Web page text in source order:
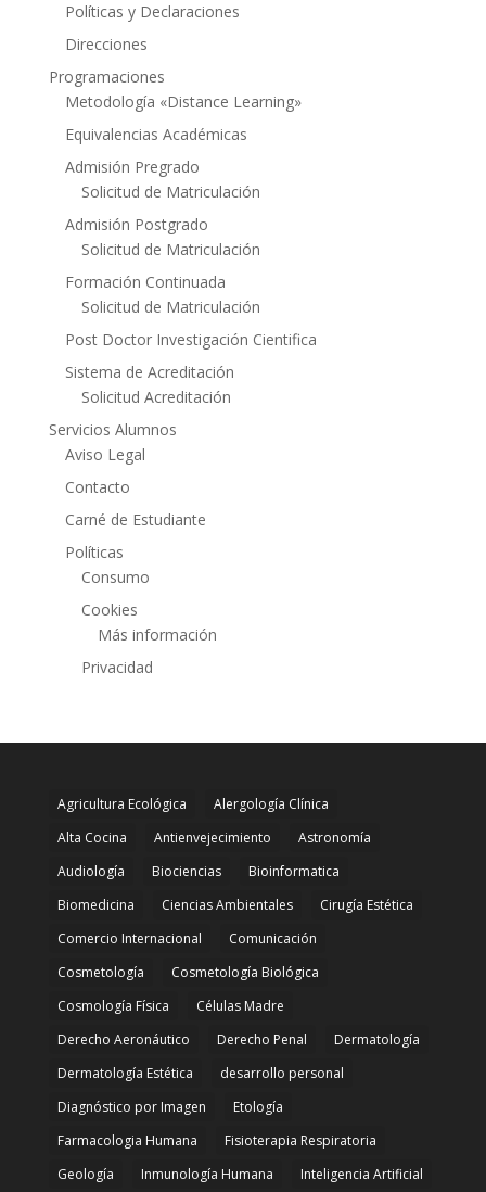
Políticas y Declaraciones
Direcciones
Programaciones
Metodología «Distance Learning»
Equivalencias Académicas
Admisión Pregrado
Solicitud de Matriculación
Admisión Postgrado
Solicitud de Matriculación
Formación Continuada
Solicitud de Matriculación
Post Doctor Investigación Cientifica
Sistema de Acreditación
Solicitud Acreditación
Servicios Alumnos
Aviso Legal
Contacto
Carné de Estudiante
Políticas
Consumo
Cookies
Más información
Privacidad
Agricultura Ecológica
Alergología Clínica
Alta Cocina
Antienvejecimiento
Astronomía
Audiología
Biociencias
Bioinformatica
Biomedicina
Ciencias Ambientales
Cirugía Estética
Comercio Internacional
Comunicación
Cosmetología
Cosmetología Biológica
Cosmología Física
Células Madre
Derecho Aeronáutico
Derecho Penal
Dermatología
Dermatología Estética
desarrollo personal
Diagnóstico por Imagen
Etología
Farmacologia Humana
Fisioterapia Respiratoria
Geología
Inmunología Humana
Inteligencia Artificial